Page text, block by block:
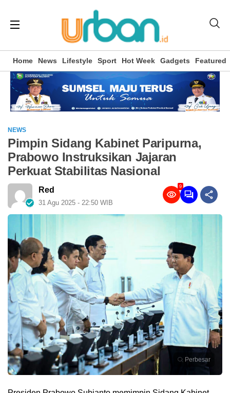
Home News Lifestyle Sport Hot Week Gadgets Featured
NEWS
Pimpin Sidang Kabinet Paripurna,
Prabowo Instruksikan Jajaran
Perkuat Stabilitas Nasional
Red
31 Agu 2025 - 22:50 WIB
9
Perbesar